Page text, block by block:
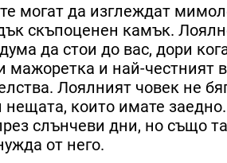
могат да изглеждат
скъпоценен камък.
да стои до вас, дори
мажоретка и най-честният
Лоялният човек не
които имате
слънчеви дни, но също
от него.